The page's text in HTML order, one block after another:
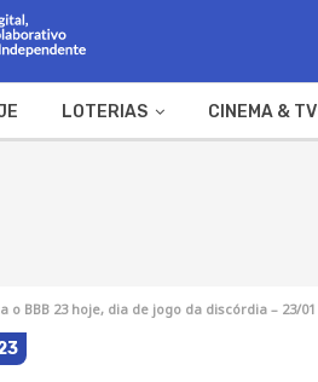
LOTERIAS CINEMA & TV
o BBB 23 hoje, dia de jogo da discórdia – 23/01